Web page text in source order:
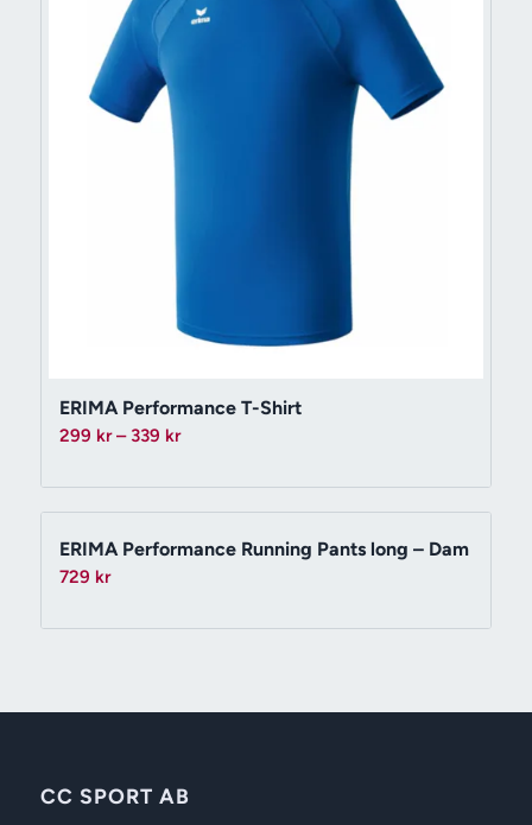
ERIMA Performance T-Shirt
299 kr – 339 krPrisintervall:
till
339 kr
ERIMA Performance Running Pants long – Dam
729 kr
CC SPORT AB